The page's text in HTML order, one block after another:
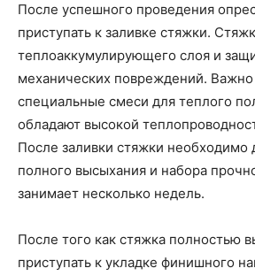
После успешного проведения
приступать к заливке стяжки.
теплоаккумулирующего слоя и
механических повреждений. Важно
специальные смеси для теплого
обладают высокой
После заливки стяжки необходимо
полного высыхания и набора
занимает несколько недель.
После того как стяжка полностью
приступать к укладке финишного